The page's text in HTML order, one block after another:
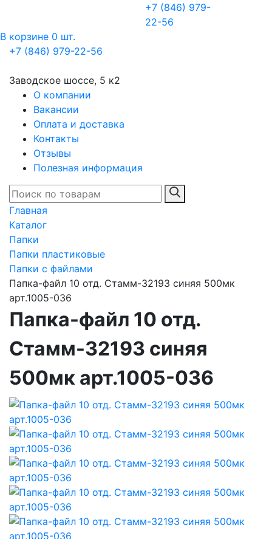
+7 (846) 979-
22-56
В корзине 0 шт.
+7 (846) 979-22-56
Заводское шоссе, 5 к2
О компании
Вакансии
Оплата и доставка
Контакты
Отзывы
Полезная информация
Главная
Каталог
Папки
Папки пластиковые
Папки с файлами
Папка-файл 10 отд. Стамм-32193 синяя 500мк
арт.1005-036
Папка-файл 10 отд.
Стамм-32193 синяя
500мк арт.1005-036